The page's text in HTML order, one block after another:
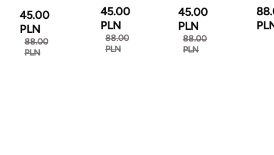
45.00
PLN
88.00
PLN
45.00
PLN
88.00
PLN
45.00
PLN
88.00
PLN